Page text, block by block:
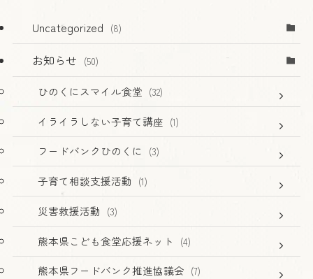
Uncategorized (8)
お知らせ (50)
ひのくにスマイル食堂 (32)
イライラしない子育て講座 (1)
フードバンクひのくに (3)
子育て相談支援活動 (1)
災害救援活動 (3)
熊本県こども食堂応援ネット (4)
熊本県フードバンク推進協議会 (7)